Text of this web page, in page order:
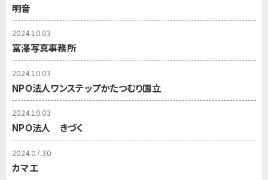
明音
2024.10.03
富澤写真事務所
2024.10.03
NPO法人ワンステップかたつむり国立
2024.10.03
NPO法人 きづく
2024.07.30
カマエ